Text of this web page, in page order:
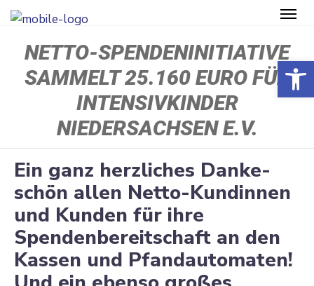
NETTO-SPENDENINITIATIVE
SAMMELT 25.160 EURO FÜR
INTENSIVKINDER
NIEDERSACHSEN E.V.
Ein ganz herzliches Danke­
schön allen Netto-Kundinnen
und Kunden für ihre
Spenden­be­reit­schaft an den
Kassen und Pfandau­to­maten!
Open toolbar